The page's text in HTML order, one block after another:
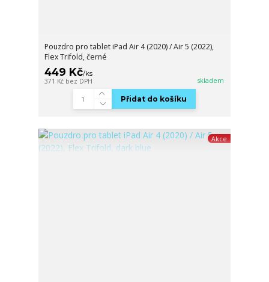
Pouzdro pro tablet iPad Air 4 (2020) / Air 5 (2022),
Flex Trifold, černé
449 Kč/ks
371 Kč bez DPH skladem
Přidat do košíku
Akce